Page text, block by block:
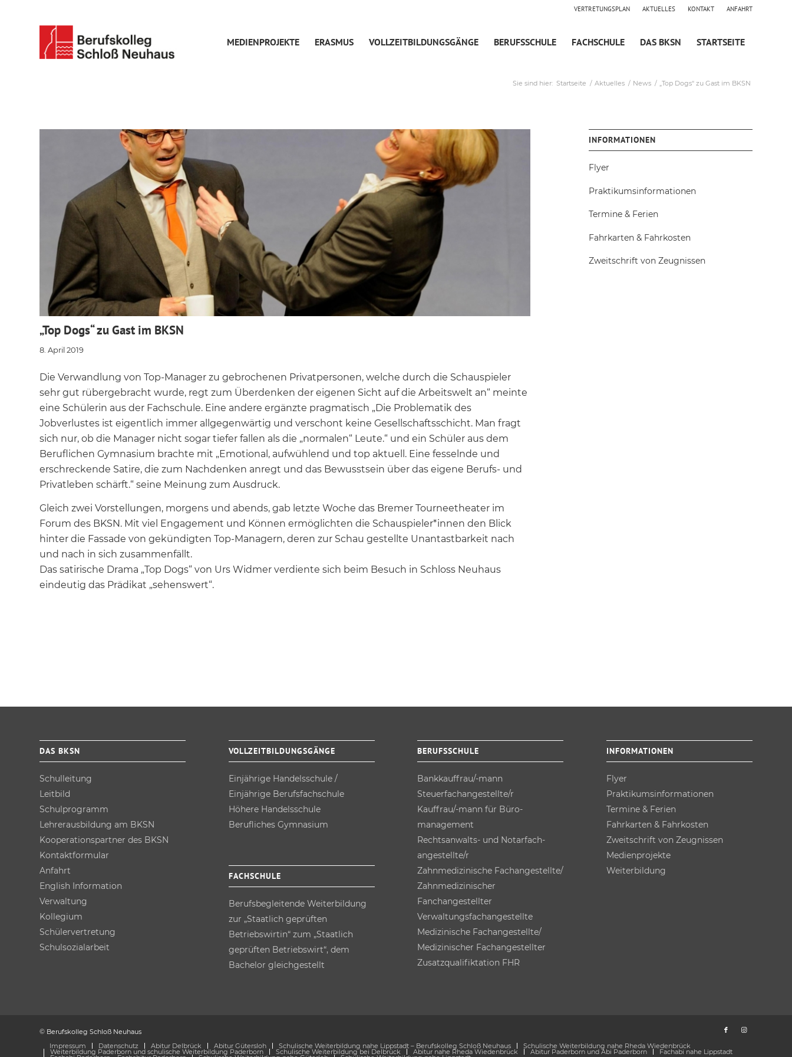
VERTRETUNGSPLAN AKTUELLES KONTAKT ANFAHRT
MEDIENPROJEKTE ERASMUS VOLLZEITBILDUNGSGÄNGE BERUFSSCHULE FACHSCHULE DAS BKSN STARTSEITE
Sie sind hier: Startseite / Aktuelles / News / „Top Dogs“ zu Gast im BKSN
„Top Dogs“ zu Gast im BKSN
8. April 2019
Die Verwandlung von Top-Manager zu gebrochenen Privatpersonen, welche durch die Schauspieler
sehr gut rübergebracht wurde, regt zum Überdenken der eigenen Sicht auf die Arbeitswelt an“ meinte
eine Schülerin aus der Fachschule. Eine andere ergänzte pragmatisch „Die Problematik des
Jobverlustes ist eigentlich immer allgegenwärtig und verschont keine Gesellschaftsschicht. Man fragt
sich nur, ob die Manager nicht sogar tiefer fallen als die „normalen“ Leute.“ und ein Schüler aus dem
Beruflichen Gymnasium brachte mit „Emotional, aufwühlend und top aktuell. Eine fesselnde und
erschreckende Satire, die zum Nachdenken anregt und das Bewusstsein über das eigene Berufs- und
Privatleben schärft.“ seine Meinung zum Ausdruck.
Gleich zwei Vorstellungen, morgens und abends, gab letzte Woche das Bremer Tourneetheater im
Forum des BKSN. Mit viel Engagement und Können ermöglichten die Schauspieler*innen den Blick
hinter die Fassade von gekündigten Top-Managern, deren zur Schau gestellte Unantastbarkeit nach
und nach in sich zusammenfällt.
Das satirische Drama „Top Dogs“ von Urs Widmer verdiente sich beim Besuch in Schloss Neuhaus
eindeutig das Prädikat „sehenswert“.
INFORMATIONEN
Flyer
Praktikumsinformationen
Termine & Ferien
Fahrkarten & Fahrkosten
Zweitschrift von Zeugnissen
DAS BKSN
Schulleitung
Leitbild
Schulprogramm
Lehrer­ausbildung am BKSN
Kooperations­partner des BKSN
Kontakt­formular
Anfahrt
English Information
Verwaltung
Kollegium
Schüler­vertretung
Schulsozial­arbeit
VOLLZEITBILDUNGSGÄNGE
Einjährige Handels­schule /
Einjährige Berufsfach­schule
Höhere Handels­schule
Berufliches Gymnasium
FACHSCHULE
Berufs­begleitende Weiterbildung
zur „Staatlich geprüften
Betriebswirtin“ zum „Staatlich
geprüften Betriebswirt“, dem
Bachelor gleichgestellt
BERUFSSCHULE
Bankkauffrau/-mann
Steuerfach­angestellte/r
Kauffrau/-mann für Büro­
management
Rechtsanwalts- und Notarfach­
angestellte/r
Zahnmedizinische Fachangestellte/
Zahnmedizinischer
Fanchangestellter
Verwaltungsfach­angestellte
Medizinische Fachangestellte/
Medizinischer Fachangestellter
Zusatz­qualifiktation FHR
INFORMATIONEN
Flyer
Praktikums­informationen
Termine & Ferien
Fahrkarten & Fahrkosten
Zweitschrift von Zeugnissen
Medienprojekte
Weiterbildung
© Berufskolleg Schloß Neuhaus
Impressum
Datenschutz Abitur Delbrück Abitur Gütersloh Schulische Weiterbildung nahe Lippstadt – Berufskolleg Schloß Neuhaus Schulische Weiterbildung nahe Rheda Wiedenbrück
Weiterbildung Paderborn und schulische Weiterbildung Paderborn Schulische Weiterbildung bei Delbrück Abitur nahe Rheda Wiedenbrück Abitur Paderborn und Abi Paderborn Fachabi nahe Lippstadt